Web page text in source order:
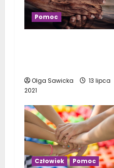
Pomoc
Olga Sawicka
13 lipca
2021
Człowiek Pomoc